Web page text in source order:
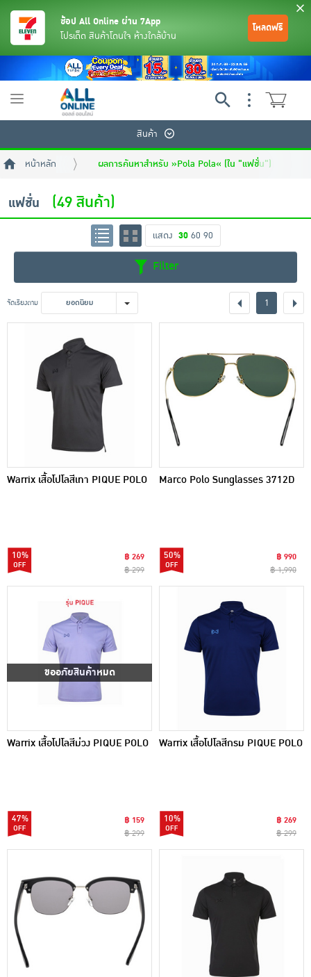
เครื่องดื่มและผงชงดื่ม
เครื่องปรุงรสและของแห้ง
ขนมขบเคี้ยว และช็อคโกแลต
อาหารสด ผัก ผลไม้และเบเกอรี่
พระเครื่อง test pop
ช้อป All Online ผ่าน 7App
โปรเด็ด สินค้าโดนใจ ห้างใกล้บ้าน
โหลดฟรี
Toggle
สินค้า
หน้าหลัก ผลการค้นหาสำหรับ »Pola Pola« (ใน "แฟชั่น")
แฟชั่น (49 สินค้า)
แสดง 30 60 90
Filter
จัดเรียงตาม ยอดนิยม 1
Warrix เสื้อโปโลสีเทา PIQUE POLO
10%
฿ 269
฿ 299
Marco Polo Sunglasses 3712D
50%
฿ 990
฿ 1,990
ขออภัยสินค้าหมด
Warrix เสื้อโปโลสีม่วง PIQUE POLO
47%
฿ 159
฿ 299
Warrix เสื้อโปโลสีกรม PIQUE POLO
10%
฿ 269
฿ 299